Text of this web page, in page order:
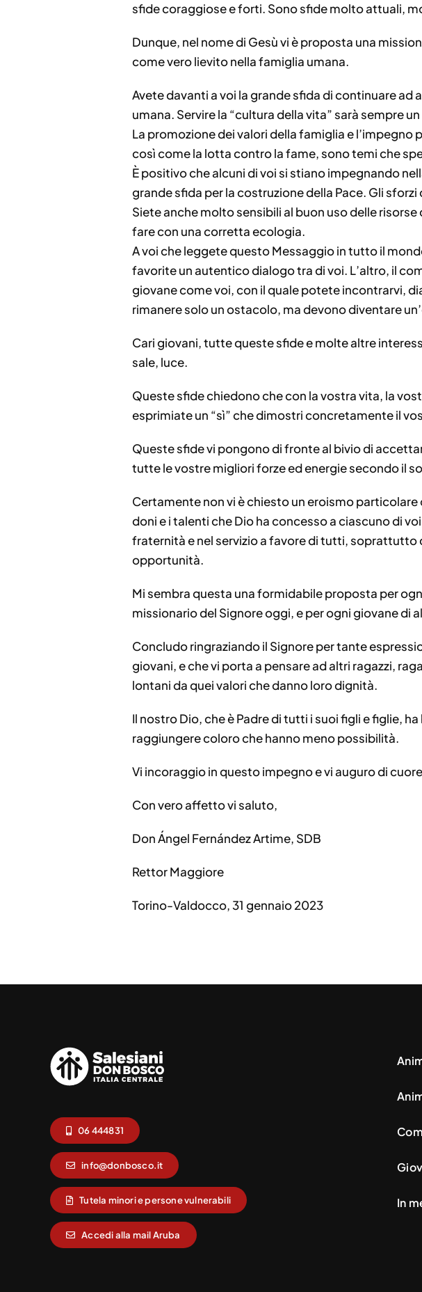
sfide coraggiose e forti. Sono sfide molto attuali,
Dunque, nel nome di Gesù vi è proposta una
come vero lievito nella famiglia umana.
Avete davanti a voi la grande sfida di continuare
umana. Servire la “cultura della vita” sarà sempre
La promozione dei valori della famiglia e
così come la lotta contro la fame, sono temi che
È positivo che alcuni di voi si stiano impegnando
grande sfida per la costruzione della Pace. Gli
Siete anche molto sensibili al buon uso delle
fare con una corretta ecologia.
A voi che leggete questo Messaggio in tutto il
favorite un autentico dialogo tra di voi. L’altro, il
giovane come voi, con il quale potete incontrarvi,
rimanere solo un ostacolo, ma devono diventare
Cari giovani, tutte queste sfide e molte altre
sale, luce.
Queste sfide chiedono che con la vostra vita, la
esprimiate un “sì” che dimostri concretamente il
Queste sfide vi pongono di fronte al bivio di
tutte le vostre migliori forze ed energie secondo il
Certamente non vi è chiesto un eroismo
doni e i talenti che Dio ha concesso a ciascuno di
fraternità e nel servizio a favore di tutti,
opportunità.
Mi sembra questa una formidabile proposta per
missionario del Signore oggi, e per ogni giovane di
Concludo ringraziando il Signore per tante
giovani, e che vi porta a pensare ad altri ragazzi,
lontani da quei valori che danno loro dignità.
Il nostro Dio, che è Padre di tutti i suoi figli e figlie,
raggiungere coloro che hanno meno possibilità.
Vi incoraggio in questo impegno e vi auguro di
Con vero affetto vi saluto,
Don Ángel Fernández Artime, SDB
Rettor Maggiore
Torino-Valdocco, 31 gennaio 2023
06 444831
info@donbosco.it
Tutela minori e persone vulnerabili
Accedi alla mail Aruba
In